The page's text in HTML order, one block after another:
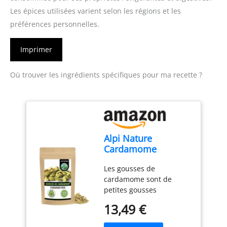
Les épices utilisées varient selon les régions et les
préférences personnelles.
Imprimer
Où trouver les ingrédients spécifiques pour ma recette ?
Alpi Nature
Cardamome
100g, Gousses de
Cardamome Verte
Entières avec
Graines pour la
Cuisine
Les gousses de
cardamome sont de
petites gousses
fusiformes de la plante
de cardamome. Elles sont
13,49 €